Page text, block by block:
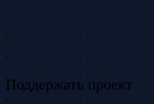
Поддержать проект